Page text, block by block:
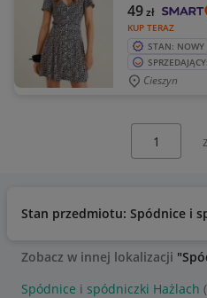
KUP TERAZ
49zł
STAN: NOWY
Cieszyn
Stan przedmiotu: Spódnice i
Zobacz w innej lokalizacji
Spódnice i spódniczki Hażlach